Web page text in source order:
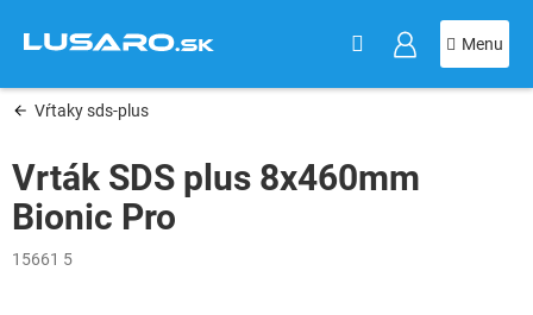
obsah
Vŕtaky sds-plus
Vrták SDS plus 8x460mm
Bionic Pro
15661 5